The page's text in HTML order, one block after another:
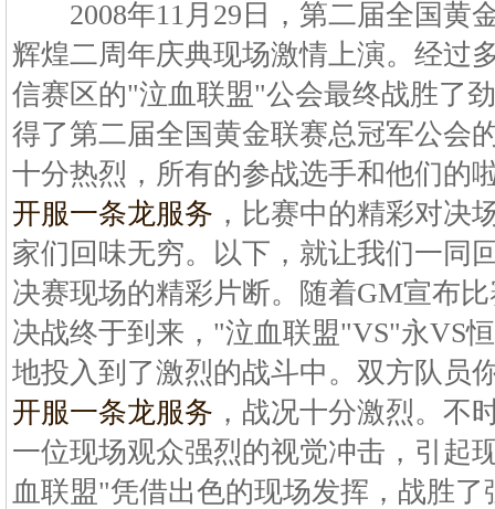
2008年11月29日，第二届全国黄
辉煌二周年庆典现场激情上演。经过
信赛区的"泣血联盟"公会最终战胜了
得了第二届全国黄金联赛总冠军公会
十分热烈，所有的参战选手和他们的
开服一条龙服务 ，比赛中的精彩对决
家们回味无穷。以下，就让我们一同
决赛现场的精彩片断。随着GM宣布
决战终于到来，"泣血联盟"VS"永VS
地投入到了激烈的战斗中。双方队员
开服一条龙服务 ，战况十分激烈。不
一位现场观众强烈的视觉冲击，引起
血联盟"凭借出色的现场发挥，战胜